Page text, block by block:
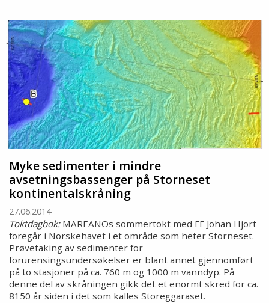
Myke sedimenter i mindre
avsetningsbassenger på Storneset
kontinentalskråning
27.06.2014
Toktdagbok: MAREANOs sommertokt med FF Johan Hjort
foregår i Norskehavet i et område som heter Storneset.
Prøvetaking av sedimenter for
forurensingsundersøkelser er blant annet gjennomført
på to stasjoner på ca. 760 m og 1000 m vanndyp. På
denne del av skråningen gikk det et enormt skred for ca.
8150 år siden i det som kalles Storeggaraset.